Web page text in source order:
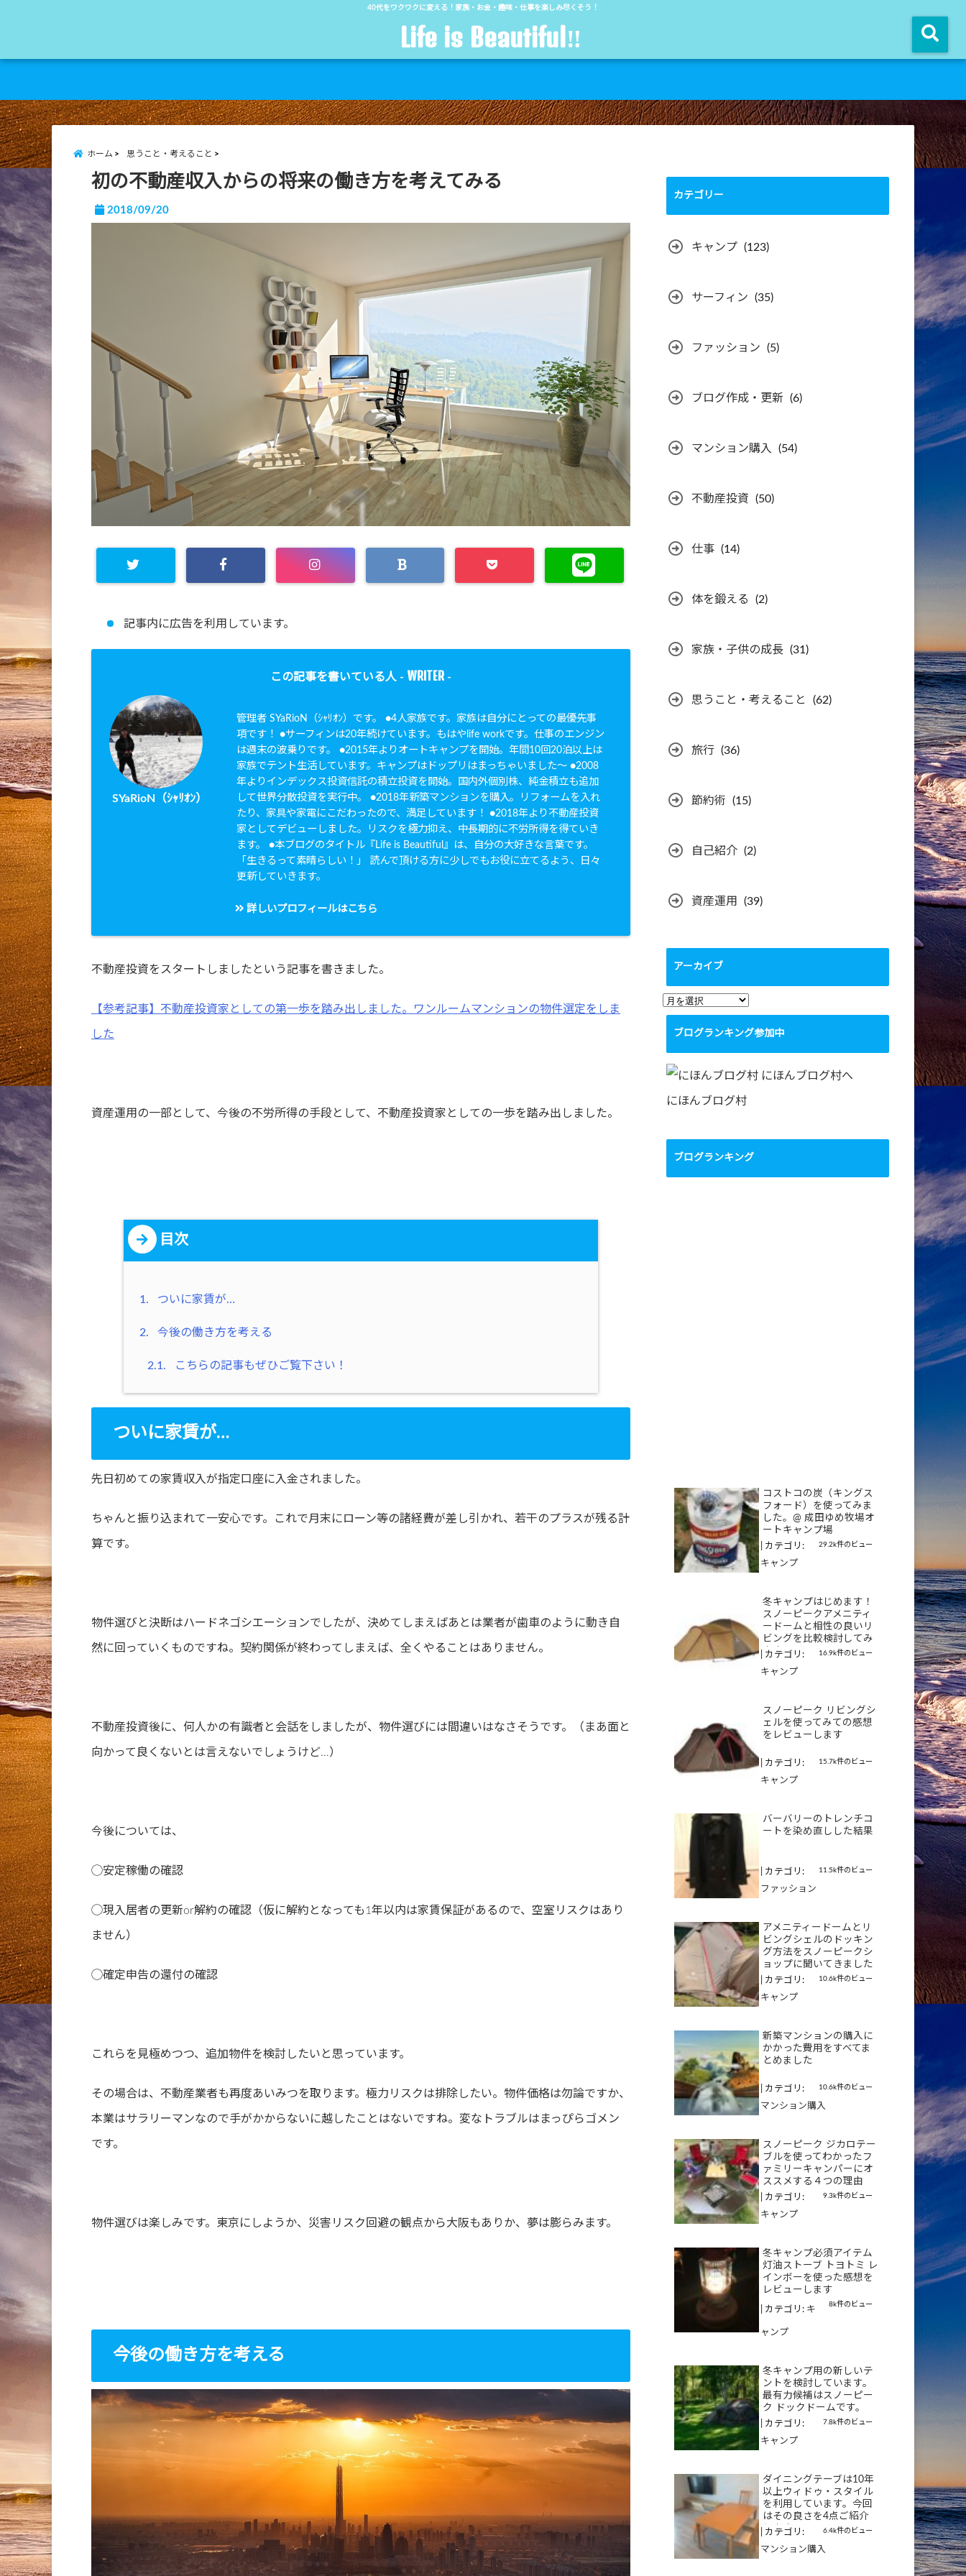
40代をワクワクに変える！家族・お金・趣味・仕事を楽しみ尽くそう！
Life is Beautiful‼︎
ホーム 思うこと・考えること
初の不動産収入からの将来の働き方を考えてみる
2018/09/20
記事内に広告を利用しています。
この記事を書いている人 - WRITER -
SYaRioN（ｼｬﾘｵﾝ）
管理者 SYaRioN（ｼｬﾘｵﾝ）です。 ●4人家族です。家族は自分にとっての最優先事
項です！ ●サーフィンは20年続けています。もはやlife workです。仕事のエンジン
は週末の波乗りです。 ●2015年よりオートキャンプを開始。年間10回20泊以上は
家族でテント生活しています。キャンプはドップリはまっちゃいました〜 ●2008
年よりインデックス投資信託の積立投資を開始。国内外個別株、純金積立も追加
して世界分散投資を実行中。 ●2018年新築マンションを購入。リフォームを入れ
たり、家具や家電にこだわったので、満足しています！ ●2018年より不動産投資
家としてデビューしました。リスクを極力抑え、中長期的に不労所得を得ていき
ます。 ●本ブログのタイトル『Life is Beautiful』は、自分の大好きな言葉です。
「生きるって素晴らしい！」 読んで頂ける方に少しでもお役に立てるよう、日々
更新していきます。
詳しいプロフィールはこちら
不動産投資をスタートしましたという記事を書きました。
【参考記事】不動産投資家としての第一歩を踏み出しました。ワンルームマンションの物件選定をしま
した
資産運用の一部として、今後の不労所得の手段として、不動産投資家としての一歩を踏み出しました。
目次
1. ついに家賃が…
2. 今後の働き方を考える
2.1. こちらの記事もぜひご覧下さい！
ついに家賃が…
先日初めての家賃収入が指定口座に入金されました。
ちゃんと振り込まれて一安心です。これで月末にローン等の諸経費が差し引かれ、若干のプラスが残る計
算です。
物件選びと決断はハードネゴシエーションでしたが、決めてしまえばあとは業者が歯車のように動き自
然に回っていくものですね。契約関係が終わってしまえば、全くやることはありません。
不動産投資後に、何人かの有識者と会話をしましたが、物件選びには間違いはなさそうです。（まあ面と
向かって良くないとは言えないでしょうけど…）
今後については、
◯安定稼働の確認
◯現入居者の更新or解約の確認（仮に解約となっても1年以内は家賃保証があるので、空室リスクはあり
ません）
◯確定申告の還付の確認
これらを見極めつつ、追加物件を検討したいと思っています。
その場合は、不動産業者も再度あいみつを取ります。極力リスクは排除したい。物件価格は勿論ですか、
本業はサラリーマンなので手がかからないに越したことはないですね。変なトラブルはまっぴらゴメン
です。
物件選びは楽しみです。東京にしようか、災害リスク回避の観点から大阪もありか、夢は膨らみます。
今後の働き方を考える
カテゴリー
キャンプ (123)
サーフィン (35)
ファッション (5)
ブログ作成・更新 (6)
マンション購入 (54)
不動産投資 (50)
仕事 (14)
体を鍛える (2)
家族・子供の成長 (31)
思うこと・考えること (62)
旅行 (36)
節約術 (15)
自己紹介 (2)
資産運用 (39)
アーカイブ
ア
ー
イ
ブ
ブログランキング参加中
にほんブログ村
ブログランキング
コストコの炭（キングス
フォード）を使ってみま
した。@ 成田ゆめ牧場オ
ートキャンプ場
29.2k件のビュー
カテゴリ:
キャンプ
冬キャンプはじめます！
スノーピークアメニティ
ードームと相性の良いリ
ビングを比較検討してみ
ます
16.9k件のビュー
カテゴリ:
キャンプ
スノーピーク リビングシ
ェルを使ってみての感想
をレビューします
15.7k件のビュー
カテゴリ:
キャンプ
バーバリーのトレンチコ
ートを染め直しした結果
11.5k件のビュー
カテゴリ:
ファッション
アメニティードームとリ
ビングシェルのドッキン
グ方法をスノーピークシ
ョップに聞いてきました
10.6k件のビュー
カテゴリ:
キャンプ
新築マンションの購入に
かかった費用をすべてま
とめました
10.6k件のビュー
カテゴリ:
マンション購入
スノーピーク ジカロテー
ブルを使ってわかったフ
ァミリーキャンパーにオ
ススメする４つの理由
9.3k件のビュー
カテゴリ:
キャンプ
冬キャンプ必須アイテム
灯油ストーブ トヨトミ レ
インボーを使った感想を
レビューします
8k件のビュー
カテゴリ: キ
ャンプ
冬キャンプ用の新しいテ
ントを検討しています。
最有力候補はスノーピー
ク ドックドームです。
7.8k件のビュー
カテゴリ:
キャンプ
ダイニングテーブは10年
以上ウィドゥ・スタイル
を利用しています。今回
はその良さを4点ご紹介
します
6.4k件のビュー
カテゴリ:
マンション購入